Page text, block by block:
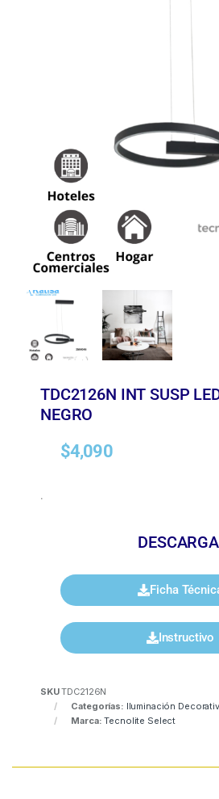
TDC2126N INT SUSP
NEGRO
$4,090
.
Ficha
Instructivo
SKUTDC2126N
Categorías: Iluminación
Marca: Tecnolite Select